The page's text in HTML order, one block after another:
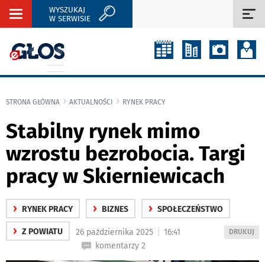
Rozwiń
WYSZUKAJ
W SERWISIE
STRONA GŁÓWNA AKTUALNOŚCI RYNEK PRACY
Stabilny rynek mimo
wzrostu bezrobocia. Targi
pracy w Skierniewicach
› RYNEK PRACY › BIZNES › SPOŁECZEŃSTWO
› Z POWIATU
WYDRUKUJ
DRUKUJ
26 października 2025
16:41
komentarzy 2